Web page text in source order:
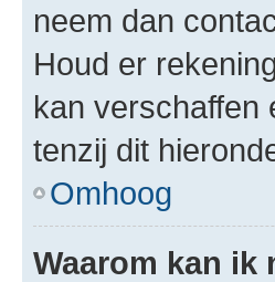
neem dan
Houd er
kan verschaffen
tenzij dit
Omhoog
Waarom kan ik